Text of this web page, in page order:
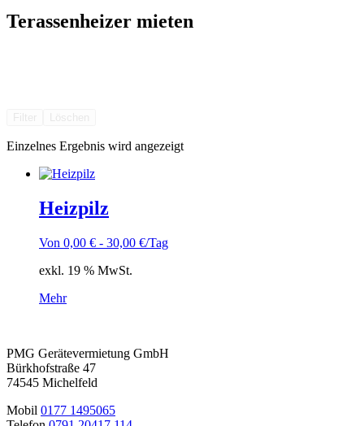
Terassenheizer mieten
Einzelnes Ergebnis wird angezeigt
Heizpilz
Von 0,00 € - 30,00 €/Tag
exkl. 19 % MwSt.
Mehr
PMG Gerätevermietung GmbH
Bürkhofstraße 47
74545 Michelfeld
Mobil 0177 1495065